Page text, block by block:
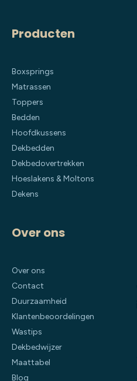
Producten
Boxsprings
Matrassen
Toppers
Bedden
Hoofdkussens
Dekbedden
Dekbedovertrekken
Hoeslakens & Moltons
Dekens
Over ons
Over ons
Contact
Duurzaamheid
Klantenbeoordelingen
Wastips
Dekbedwijzer
Maattabel
Blog